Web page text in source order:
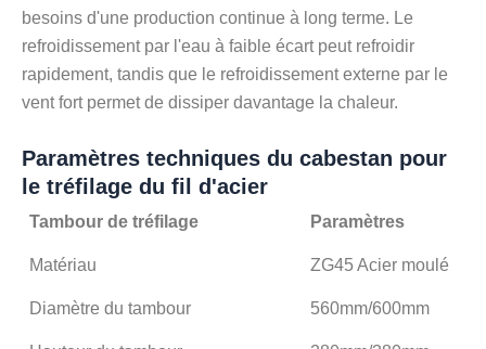
besoins d'une production continue à long terme. Le
refroidissement par l'eau à faible écart peut refroidir
rapidement, tandis que le refroidissement externe par le
vent fort permet de dissiper davantage la chaleur.
Paramètres techniques du cabestan pour
le tréfilage du fil d'acier
Tambour de tréfilage Paramètres
Matériau ZG45 Acier moulé
Diamètre du tambour 560mm/600mm